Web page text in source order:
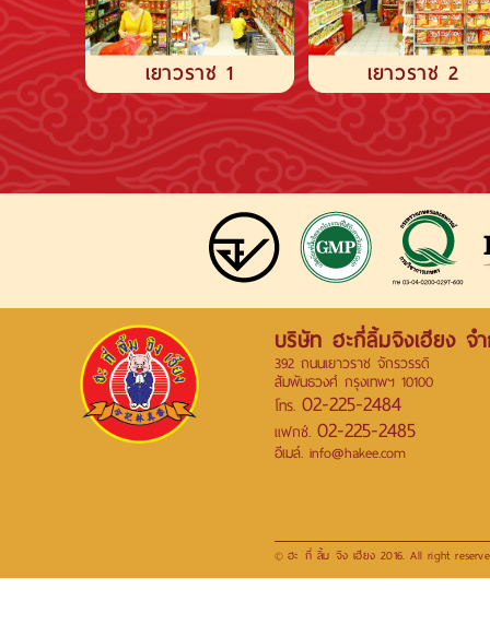
เยาวราช 1 เยาวราช 2
บริษัท ฮะกี่ลิ้มจิงเฮียง จ
392 ถนนเยาวราช จักรวรรดิ
สัมพันธวงศ์ กรุงเทพฯ 10100
โทร.02-225-2484
แฟกซ์.02-225-2485
อีเมล์. info@hakee.com
© ฮะ กี่ ลิ้ม จิง เฮียง 2016. All right